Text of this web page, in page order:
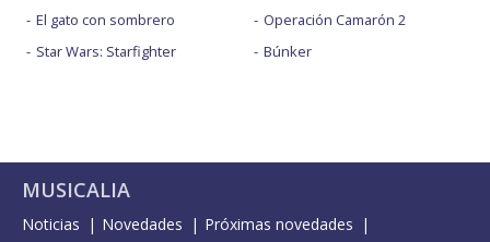
El gato con sombrero
Star Wars: Starfighter
Operación Camarón 2
Búnker
MUSICALIA
Noticias Novedades
Próximas novedades